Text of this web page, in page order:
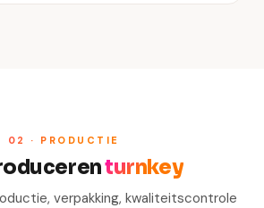
02 · PRODUCTIE
turnkey
verpakking, kwaliteitscontrole